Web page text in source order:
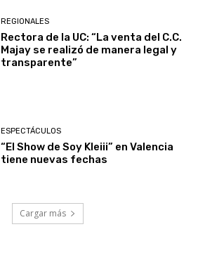
REGIONALES
Rectora de la UC: “La venta del C.C.
Majay se realizó de manera legal y
transparente”
ESPECTÁCULOS
“El Show de Soy Kleiii” en Valencia
tiene nuevas fechas
Cargar más